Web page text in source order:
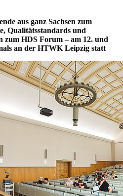
aus ganz Sachsen zum
Qualitätsstandards und
zum HDS Forum – am 12. und
an der HTWK Leipzig statt